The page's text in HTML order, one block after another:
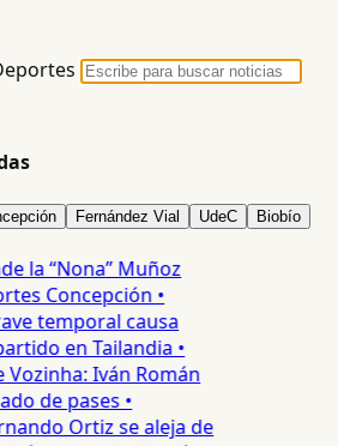
Fernández Vial UdeC Biobío
la “Nona” Muñoz
Concepción •
temporal causa
en Tailandia •
Vozinha: Iván Román
de pases •
Ortiz se aleja de